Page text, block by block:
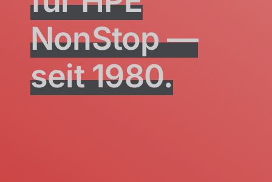
Deutsch
NonStop —
seit 1980.